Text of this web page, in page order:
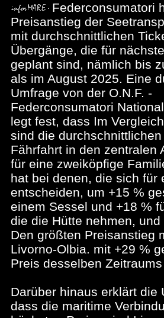
Federconsumatori
Preisanstieg der
mit durchschnittlichen
Übergänge, die für
geplant sind, nämlich bis
als im August 2025. Eine
Umfrage von der O.N.F. -
Federconsumatori
legt fest, dass Im
sind die
Fährfahrt in den zentralen
für eine zweiköpfige
hat bei denen, die sich für
entscheiden, um +15 %
einem Sessel und +18 %
die die Hütte nehmen,
Den größten Preisanstieg
Livorno-Olbia. mit +29 %
Preis desselben
Darüber hinaus erklärt die
dass die maritime